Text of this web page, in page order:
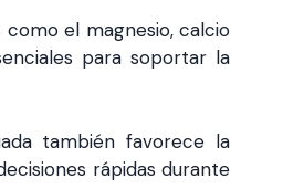
el magnesio, calcio
para soportar la
también favorece la
rápidas durante